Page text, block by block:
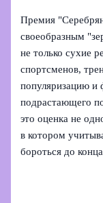
Премия
своеобразным
не только сухие
спортсменов,
популяризацию и
подрастающего
это оценка не
в котором
бороться до